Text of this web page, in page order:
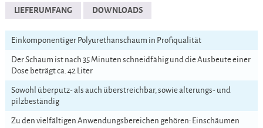
LIEFERUMFANG DOWNLOADS
Einkomponentiger Polyurethanschaum in Profiqualität
Der Schaum ist nach 35 Minuten schneidfähig und die Ausbeute einer
Dose beträgt ca. 42 Liter
Sowohl überputz- als auch überstreichbar, sowie alterungs- und
pilzbeständig
Zu den vielfältigen Anwendungsbereichen gehören: Einschäumen